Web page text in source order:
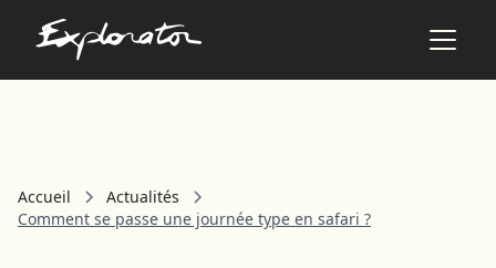
AFRIQUE DU SUD
ALBANIE
Accueil
Actualités
Comment se passe une journée type en safari ?